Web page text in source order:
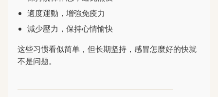
適度運動，增強免疫力
減少壓力，保持心情愉快
这些习惯看似简单，但长期坚持，感冒怎麼好的快就
不是问题。